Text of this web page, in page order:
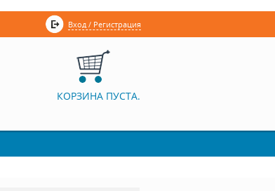
Вход / Регистрация
КОРЗИНА ПУСТА.